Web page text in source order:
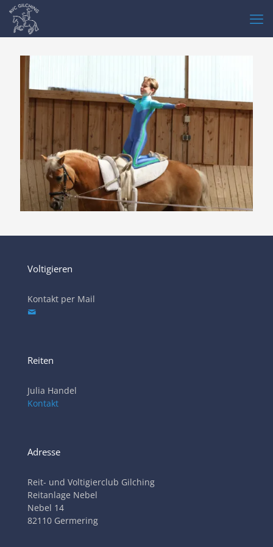
Voltigieren
Kontakt per Mail
Reiten
Julia Handel
Kontakt
Adresse
Reit- und Voltigierclub Gilching
Reitanlage Nebel
Nebel 14
82110 Germering